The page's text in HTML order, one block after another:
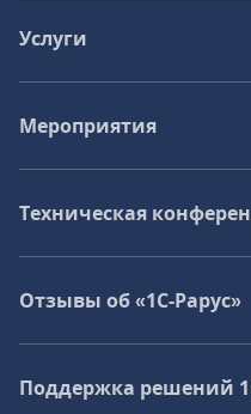
Услуги
Мероприятия
Техническая
Отзывы об «1С-Рарус»
Поддержка решений